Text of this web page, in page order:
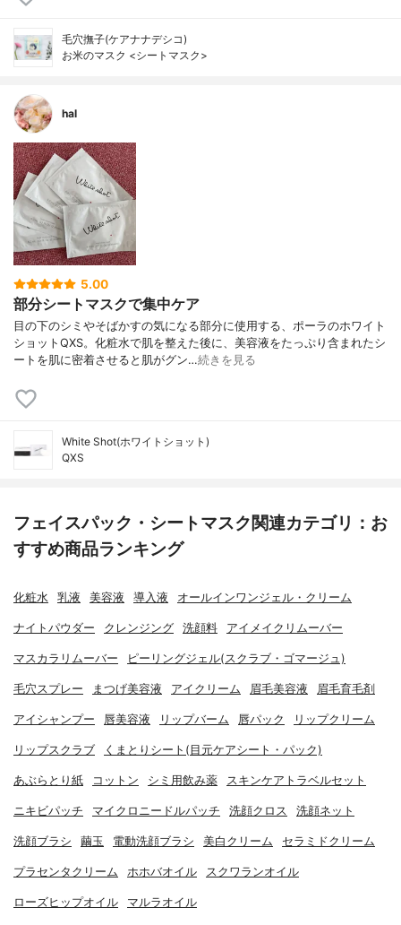
毛穴撫子(ケアナナデシコ)
お米のマスク <シートマスク>
hal
5.00
部分シートマスクで集中ケア
目の下のシミやそばかすの気になる部分に使用する、ポーラのホワイト
ショットQXS。化粧水で肌を整えた後に、美容液をたっぷり含まれたシ
ートを肌に密着させると肌がグン…続きを見る
White Shot(ホワイトショット)
QXS
フェイスパック・シートマスク関連カテゴリ：お
すすめ商品ランキング
化粧水 乳液 美容液 導入液 オールインワンジェル・クリーム
ナイトパウダー クレンジング 洗顔料 アイメイクリムーバー
マスカラリムーバー ピーリングジェル(スクラブ・ゴマージュ)
毛穴スプレー まつげ美容液 アイクリーム 眉毛美容液 眉毛育毛剤
アイシャンプー 唇美容液 リップバーム 唇パック リップクリーム
リップスクラブ くまとりシート(目元ケアシート・パック)
あぶらとり紙 コットン シミ用飲み薬 スキンケアトラベルセット
ニキビパッチ マイクロニードルパッチ 洗顔クロス 洗顔ネット
洗顔ブラシ 繭玉 電動洗顔ブラシ 美白クリーム セラミドクリーム
プラセンタクリーム ホホバオイル スクワランオイル
ローズヒップオイル マルラオイル